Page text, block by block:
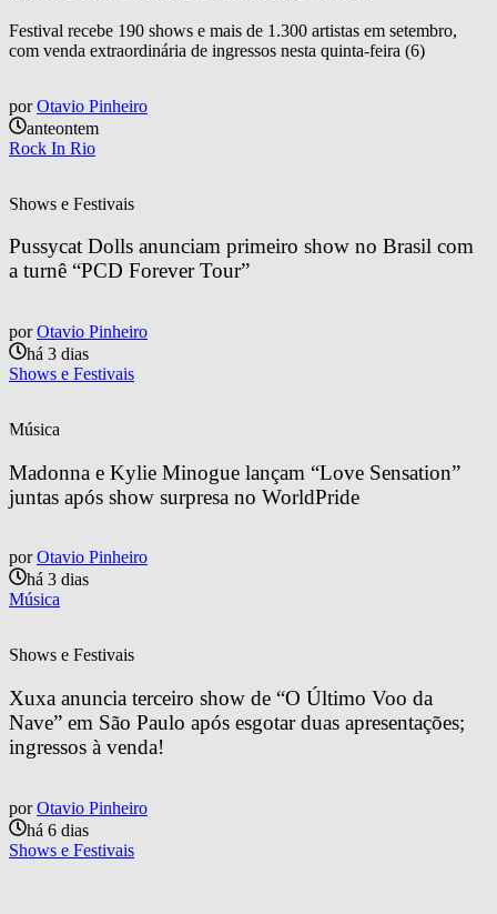
Festival recebe 190 shows e mais de 1.300 artistas em setembro,
com venda extraordinária de ingressos nesta quinta-feira (6)
por Otavio Pinheiro
anteontem
Rock In Rio
Shows e Festivais
Pussycat Dolls anunciam primeiro show no Brasil com
a turnê “PCD Forever Tour”
por Otavio Pinheiro
há 3 dias
Shows e Festivais
Música
Madonna e Kylie Minogue lançam “Love Sensation”
juntas após show surpresa no WorldPride
por Otavio Pinheiro
há 3 dias
Música
Shows e Festivais
Xuxa anuncia terceiro show de “O Último Voo da
Nave” em São Paulo após esgotar duas apresentações;
ingressos à venda!
por Otavio Pinheiro
há 6 dias
Shows e Festivais